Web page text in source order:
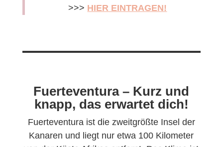
>>> HIER EINTRAGEN!
Fuerteventura – Kurz und
knapp, das erwartet dich!
Fuerteventura ist die zweitgrößte Insel der
Kanaren und liegt nur etwa 100 Kilometer